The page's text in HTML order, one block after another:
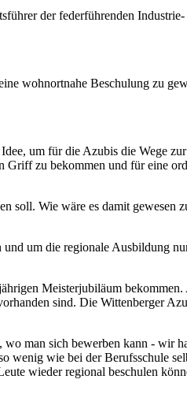
der federführenden
wohnortnahe Beschulung zu
um für die Azubis die Wege
Griff zu bekommen und für eine
soll. Wie wäre es damit gewesen
um die regionale Ausbildung
Meisterjubiläum bekommen.
sind. Die Wittenberger
wo man sich bewerben kann - wir
wenig wie bei der Berufsschule
wieder regional beschulen